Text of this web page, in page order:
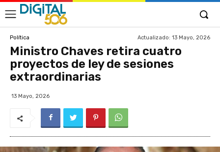
Política Actualizado: 13 Mayo, 2026
Ministro Chaves retira cuatro
proyectos de ley de sesiones
extraordinarias
13 Mayo, 2026